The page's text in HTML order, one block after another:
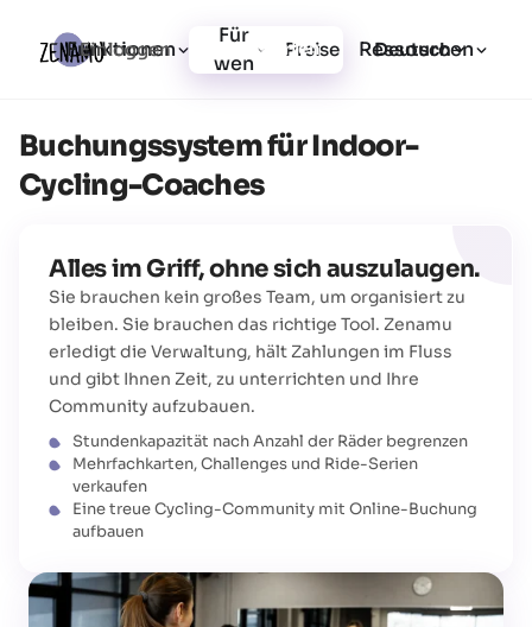
Funktionen
Für
wen
Preise Ressourcen
Einloggen Jetzt starten Deutsch
Buchungssystem für Indoor-
Cycling-Coaches
Alles im Griff, ohne sich auszulaugen.
Sie brauchen kein großes Team, um organisiert zu
bleiben. Sie brauchen das richtige Tool. Zenamu
erledigt die Verwaltung, hält Zahlungen im Fluss
und gibt Ihnen Zeit, zu unterrichten und Ihre
Community aufzubauen.
Stundenkapazität nach Anzahl der Räder begrenzen
Mehrfachkarten, Challenges und Ride-Serien
verkaufen
Eine treue Cycling-Community mit Online-Buchung
aufbauen